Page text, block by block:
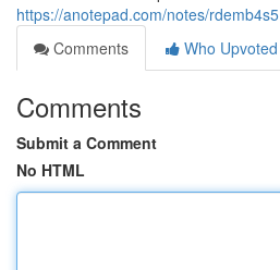
https://anotepad.com/notes/rdemb4s5
Comments
Who Upvoted
Comments
Submit a Comment
No HTML